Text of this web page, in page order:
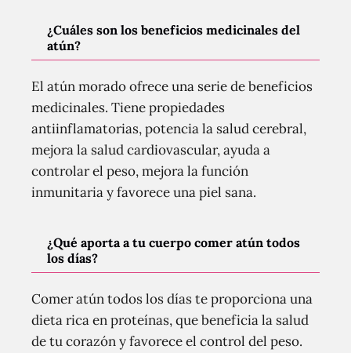
¿Cuáles son los beneficios medicinales del
atún?
El atún morado ofrece una serie de beneficios
medicinales. Tiene propiedades
antiinflamatorias, potencia la salud cerebral,
mejora la salud cardiovascular, ayuda a
controlar el peso, mejora la función
inmunitaria y favorece una piel sana.
¿Qué aporta a tu cuerpo comer atún todos
los días?
Comer atún todos los días te proporciona una
dieta rica en proteínas, que beneficia la salud
de tu corazón y favorece el control del peso.